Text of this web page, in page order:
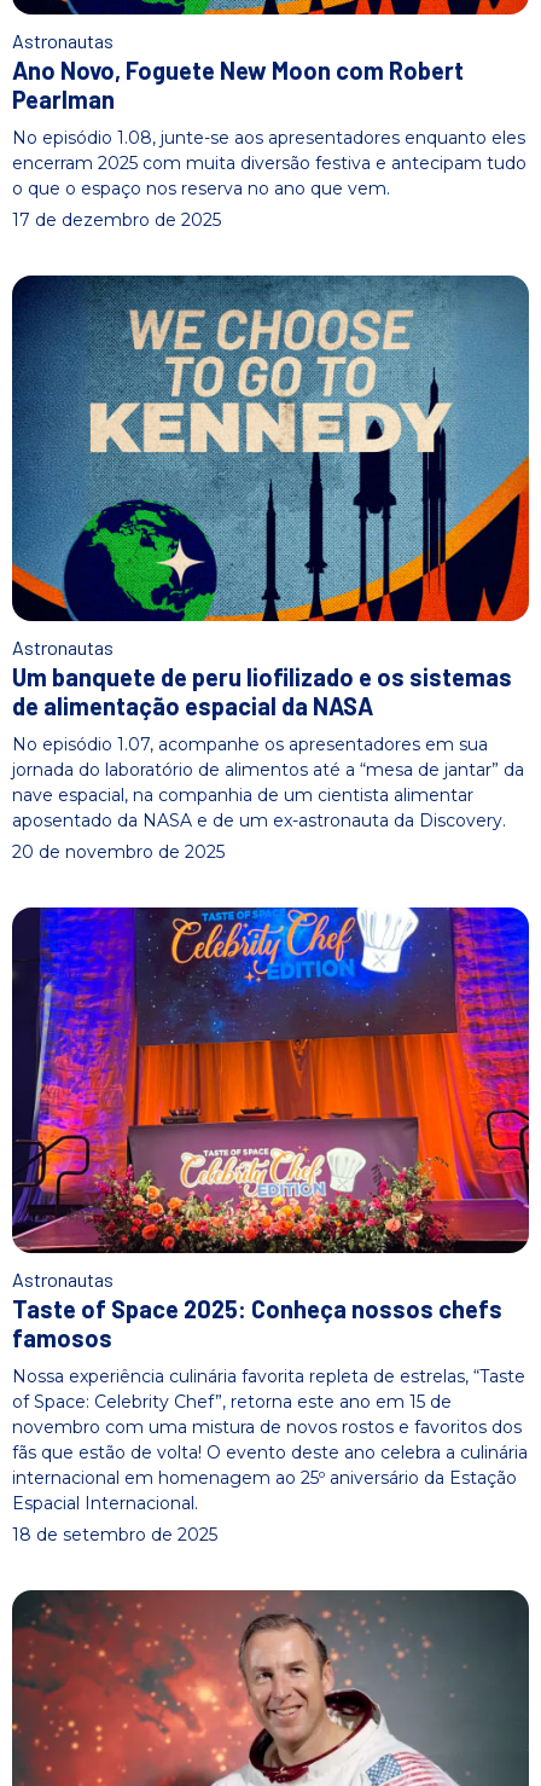
Astronautas
Ano Novo, Foguete New Moon com Robert
Pearlman
No episódio 1.08, junte-se aos apresentadores enquanto eles
encerram 2025 com muita diversão festiva e antecipam tudo
o que o espaço nos reserva no ano que vem.
17 de dezembro de 2025
Astronautas
Um banquete de peru liofilizado e os sistemas
de alimentação espacial da NASA
No episódio 1.07, acompanhe os apresentadores em sua
jornada do laboratório de alimentos até a “mesa de jantar” da
nave espacial, na companhia de um cientista alimentar
aposentado da NASA e de um ex-astronauta da Discovery.
20 de novembro de 2025
Astronautas
Taste of Space 2025: Conheça nossos chefs
famosos
Nossa experiência culinária favorita repleta de estrelas, “Taste
of Space: Celebrity Chef”, retorna este ano em 15 de
novembro com uma mistura de novos rostos e favoritos dos
fãs que estão de volta! O evento deste ano celebra a culinária
internacional em homenagem ao 25º aniversário da Estação
Espacial Internacional.
18 de setembro de 2025